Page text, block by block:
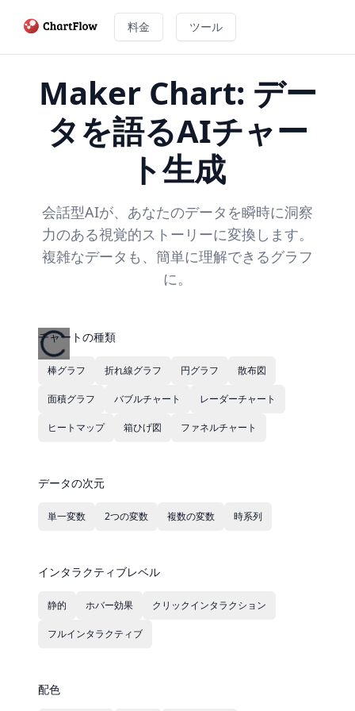
料金 ツール
Maker Chart: デー
タを語るAIチャー
ト生成
会話型AIが、あなたのデータを瞬時に洞察
力のある視覚的ストーリーに変換します。
複雑なデータも、簡単に理解できるグラフ
に。
チャートの種類
棒グラフ 折れ線グラフ 円グラフ 散布図
面積グラフ バブルチャート レーダーチャート
ヒートマップ 箱ひげ図 ファネルチャート
データの次元
単一変数 2つの変数 複数の変数 時系列
インタラクティブレベル
静的 ホバー効果 クリックインタラクション
フルインタラクティブ
配色